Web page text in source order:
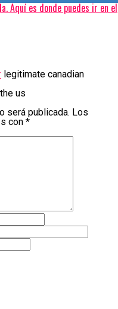
Aquí es donde puedes ir en el
legitimate canadian
us
será publicada. Los
con *